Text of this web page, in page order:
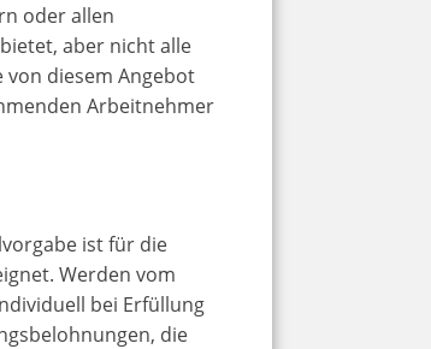
oder allen
aber nicht alle
diesem Angebot
Arbeitnehmer
ist für die
Werden vom
bei Erfüllung
die